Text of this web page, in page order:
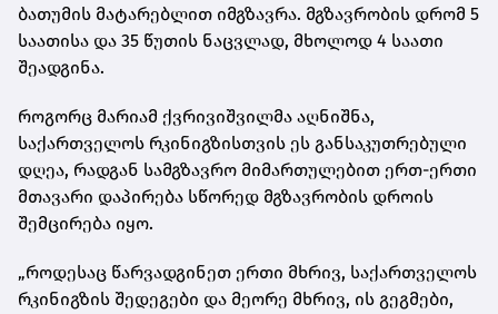
ბათუმის მატარებლით იმგზავრა. მგზავრობის დრომ 5
საათისა და 35 წუთის ნაცვლად, მხოლოდ 4 საათი
შეადგინა.
როგორც მარიამ ქვრივიშვილმა აღნიშნა,
საქართველოს რკინიგზისთვის ეს განსაკუთრებული
დღეა, რადგან სამგზავრო მიმართულებით ერთ-ერთი
მთავარი დაპირება სწორედ მგზავრობის დროის
შემცირება იყო.
„როდესაც წარვადგინეთ ერთი მხრივ, საქართველოს
რკინიგზის შედეგები და მეორე მხრივ, ის გეგმები,